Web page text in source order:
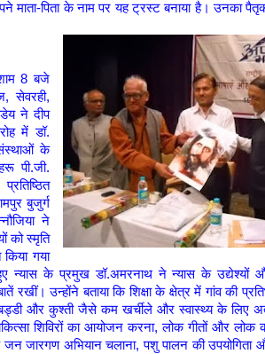
माता-पिता के नाम पर यह ट्रस्ट बनाया है। उनका
8 बजे
सेवरही,
ने दीप
में डॉ.
संस्थाओं के
पी.जी.
बुजुर्ग
ने
को स्मृति
किया गया
न्यास के प्रमुख डॉ.अमरनाथ ने न्यास के उद्येश्यों
रखीं। उन्होंने बताया कि शिक्षा के क्षेत्र में गांव की
और कुश्ती जैसे कम खर्चीले और स्वास्थ्य के लिए
शिविरों का आयोजन करना, लोक गीतों और लोक
जन जारगण अभियान चलाना, पशु पालन की